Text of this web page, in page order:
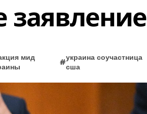
заявление
мид
#
украина соучастница
сша